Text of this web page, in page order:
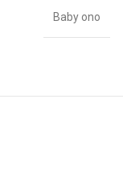
Baby ono